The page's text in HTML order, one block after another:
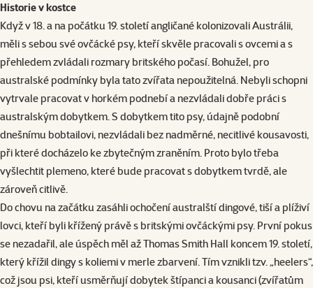
Historie v kostce
Když v 18. a na počátku 19. století angličané kolonizovali Austrálii,
měli s sebou své ovčácké psy, kteří skvěle pracovali s ovcemi a s
přehledem zvládali rozmary britského počasí. Bohužel, pro
australské podmínky byla tato zvířata nepoužitelná. Nebyli schopni
vytrvale pracovat v horkém podnebí a nezvládali dobře práci s
australským dobytkem. S dobytkem tito psy, údajně podobní
dnešnímu bobtailovi, nezvládali bez nadměrné, necitlivé kousavosti,
při které docházelo ke zbytečným zraněním. Proto bylo třeba
vyšlechtit plemeno, které bude pracovat s dobytkem tvrdě, ale
zároveň citlivě.
Do chovu na začátku zasáhli ochočení australští dingové, tiší a plíživí
lovci, kteří byli křížený právě s britskými ovčáckými psy. První pokus
se nezadařil, ale úspěch měl až Thomas Smith Hall koncem 19. století,
který křížil dingy s koliemi v merle zbarvení. Tím vznikli tzv. „heelers“,
což jsou psi, kteří usměrňují dobytek štípanci a kousanci (zvířatům